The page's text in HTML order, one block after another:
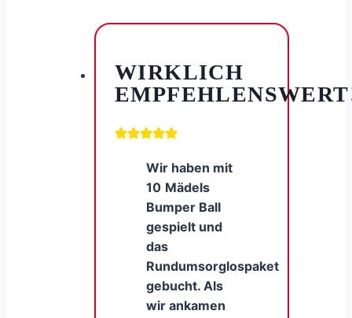
WIRKLICH
Wir haben mit
10 Mädels
Bumper Ball
gespielt und
das
Rundumsorglospaket
gebucht. Als
wir ankamen